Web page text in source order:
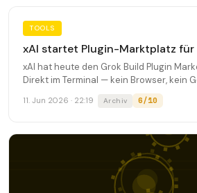
TOOLS
xAI startet Plugin-Marktplatz für
xAI hat heute den Grok Build Plugin
Direkt im Terminal — kein Browser, kein
11. Jun 2026 · 22:19 Archiv 6/10